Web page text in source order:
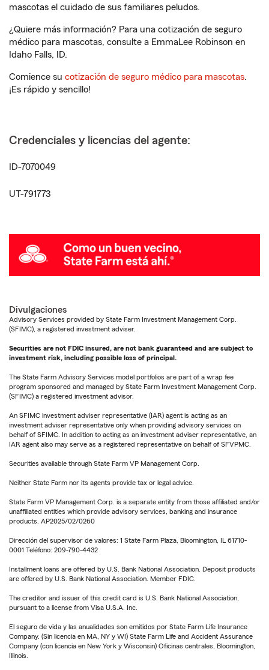
mascotas el cuidado de sus familiares peludos.
¿Quiere más información? Para una cotización de seguro
médico para mascotas, consulte a EmmaLee Robinson en
Idaho Falls, ID.
Comience su cotización de seguro médico para mascotas.
¡Es rápido y sencillo!
Credenciales y licencias del agente:
ID-7070049
UT-791773
Divulgaciones
Advisory Services provided by State Farm Investment Management Corp.
(SFIMC), a registered investment adviser.
Securities are not FDIC insured, are not bank guaranteed and are subject to
investment risk, including possible loss of principal.
The State Farm Advisory Services model portfolios are part of a wrap fee
program sponsored and managed by State Farm Investment Management Corp.
(SFIMC) a registered investment advisor.
An SFIMC investment adviser representative (IAR) agent is acting as an
investment adviser representative only when providing advisory services on
behalf of SFIMC. In addition to acting as an investment adviser representative, an
IAR agent also may serve as a registered representative on behalf of SFVPMC.
Securities available through State Farm VP Management Corp.
Neither State Farm nor its agents provide tax or legal advice.
State Farm VP Management Corp. is a separate entity from those affiliated and/or
unaffiliated entities which provide advisory services, banking and insurance
products. AP2025/02/0260
Dirección del supervisor de valores: 1 State Farm Plaza, Bloomington, IL 61710-
0001 Teléfono: 209-790-4432
Installment loans are offered by U.S. Bank National Association. Deposit products
are offered by U.S. Bank National Association. Member FDIC.
The creditor and issuer of this credit card is U.S. Bank National Association,
pursuant to a license from Visa U.S.A. Inc.
El seguro de vida y las anualidades son emitidos por State Farm Life Insurance
Company. (Sin licencia en MA, NY y WI) State Farm Life and Accident Assurance
Company (con licencia en New York y Wisconsin) Oficinas centrales, Bloomington,
Illinois.